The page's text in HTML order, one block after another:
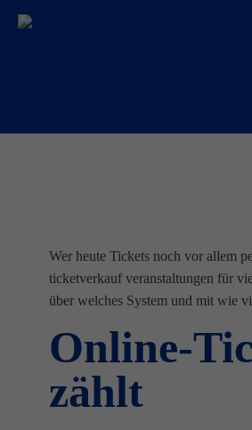
Wer heute Tickets noch vor allem
ticketverkauf veranstaltungen für
über welches System und mit wie
Online-
zählt